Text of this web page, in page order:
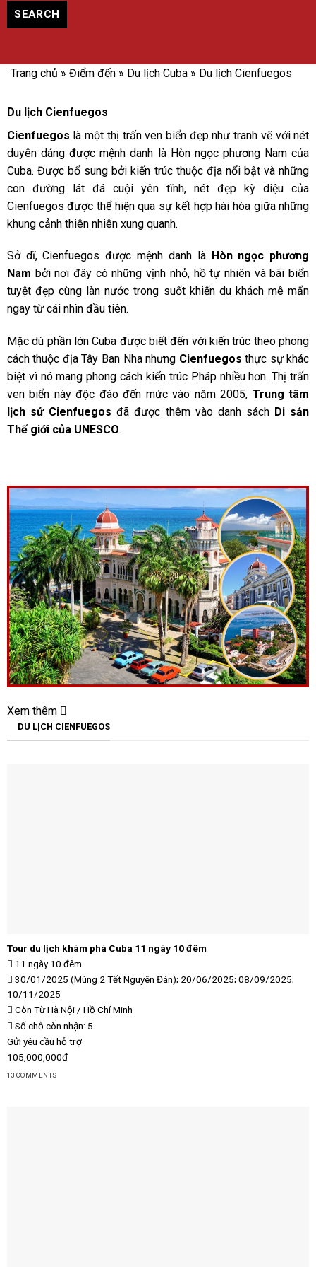
SEARCH
Trang chủ » Điểm đến » Du lịch Cuba » Du lịch Cienfuegos
Du lịch Cienfuegos
Cienfuegos là một thị trấn ven biển đẹp như tranh vẽ với nét
duyên dáng được mệnh danh là Hòn ngọc phương Nam của
Cuba. Được bổ sung bởi kiến trúc thuộc địa nổi bật và những
con đường lát đá cuội yên tĩnh, nét đẹp kỳ diệu của
Cienfuegos được thể hiện qua sự kết hợp hài hòa giữa những
khung cảnh thiên nhiên xung quanh.
Sở dĩ, Cienfuegos được mệnh danh là Hòn ngọc phương
Nam bởi nơi đây có những vịnh nhỏ, hồ tự nhiên và bãi biển
tuyệt đẹp cùng làn nước trong suốt khiến du khách mê mẩn
ngay từ cái nhìn đầu tiên.
Mặc dù phần lớn Cuba được biết đến với kiến trúc theo phong
cách thuộc địa Tây Ban Nha nhưng Cienfuegos thực sự khác
biệt vì nó mang phong cách kiến trúc Pháp nhiều hơn. Thị trấn
ven biển này độc đáo đến mức vào năm 2005, Trung tâm
lịch sử Cienfuegos đã được thêm vào danh sách Di sản
Thế giới của UNESCO.
Xem thêm
DU LỊCH CIENFUEGOS
Tour du lịch khám phá Cuba 11 ngày 10 đêm
11 ngày 10 đêm
30/01/2025 (Mùng 2 Tết Nguyên Đán); 20/06/2025; 08/09/2025;
10/11/2025
Còn Từ Hà Nội / Hồ Chí Minh
Số chỗ còn nhận: 5
Gửi yêu cầu hỗ trợ
105,000,000đ
13 COMMENTS